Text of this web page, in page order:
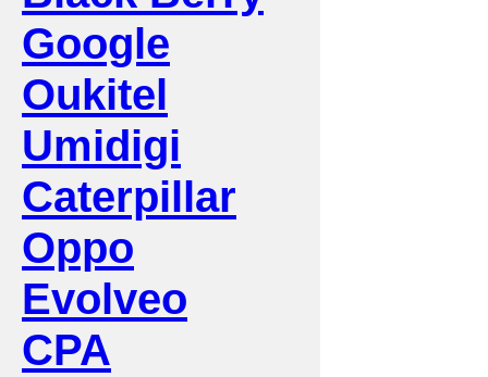
Google
Oukitel
Umidigi
Caterpillar
Oppo
Evolveo
CPA